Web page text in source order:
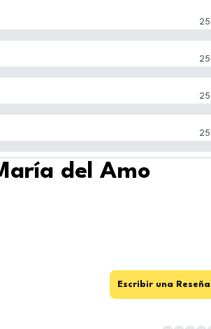
25
25
25
25
del Amo
Escribir una Reseña